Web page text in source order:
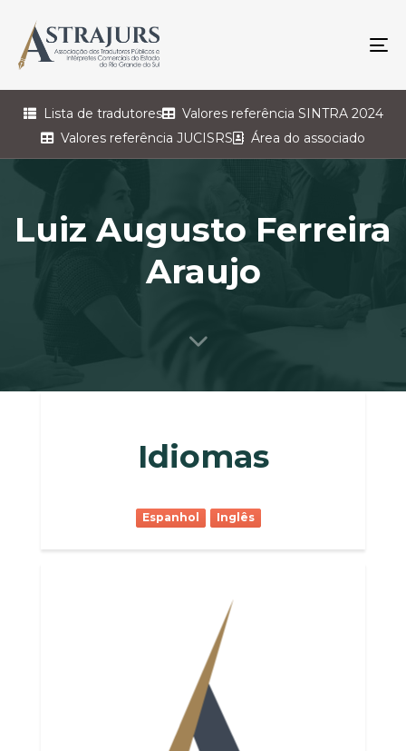
Lista de tradutores
Valores referência SINTRA 2024
Valores referência JUCISRS
Área do associado
Luiz Augusto Ferreira
Araujo
Idiomas
Espanhol Inglês